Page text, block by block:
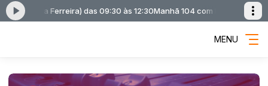
Bolla Ferreira) das 09:30 às 12:30Manhã 104 com Manhã 104
MENU